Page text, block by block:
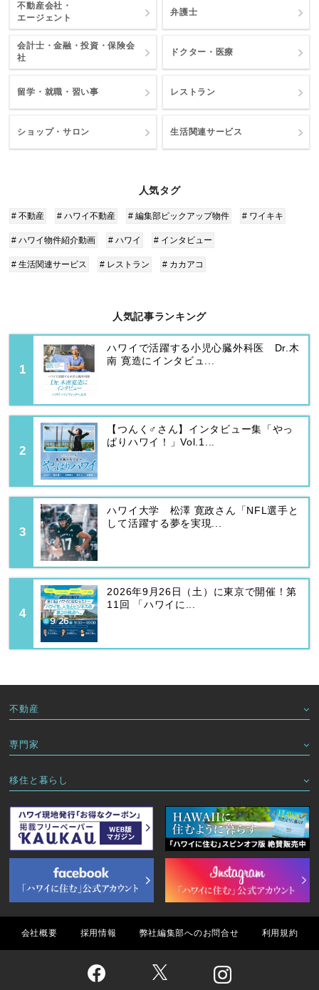
不動産会社・
エージェント
弁護士
会計士・金融・投資・保険会
社
ドクター・医療
留学・就職・習い事 レストラン
ショップ・サロン 生活関連サービス
人気タグ
# 不動産 # ハワイ不動産 # 編集部ピックアップ物件 # ワイキキ
# ハワイ物件紹介動画 # ハワイ # インタビュー
# 生活関連サービス # レストラン # カカアコ
人気記事ランキング
ハワイで活躍する小児心臓外科医 Dr.木
南 寛造にインタビュ...
【つんく♂さん】インタビュー集「やっ
ぱりハワイ！」Vol.1...
ハワイ大学 松澤 寛政さん「NFL選手と
して活躍する夢を実現...
2026年9月26日（土）に東京で開催！第
11回 「ハワイに...
不動産
専門家
移住と暮らし
会社概要 採用情報 弊社編集部へのお問合せ 利用規約